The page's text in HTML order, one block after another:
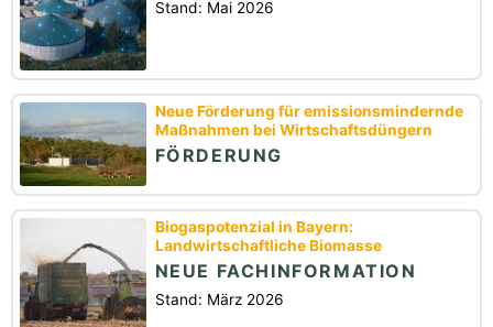
Stand: Mai 2026
Neue Förderung für emissionsmindernde
Maßnahmen bei Wirtschaftsdüngern
FÖRDERUNG
Biogaspotenzial in Bayern:
Landwirtschaftliche Biomasse
NEUE FACHINFORMATION
Stand: März 2026